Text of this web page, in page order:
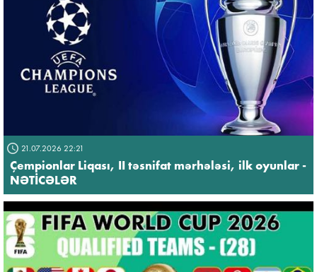
21.07.2026 22:21
Çempionlar Liqası, II təsnifat mərhələsi, ilk oyunlar -
NƏTİCƏLƏR